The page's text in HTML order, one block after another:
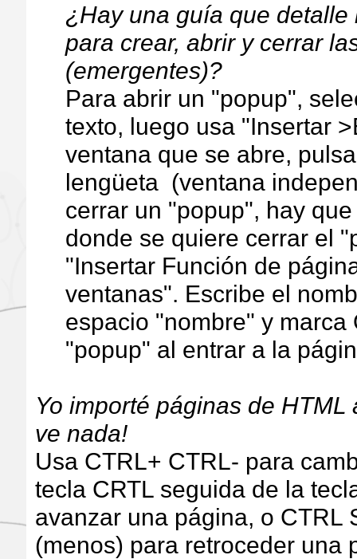
¿Hay una guía que
para crear, abrir y cerrar
(emergentes)?
Para abrir un "popup",
texto, luego usa "Insertar
ventana que se abre,
lengüeta (ventana
cerrar un "popup", hay
donde se quiere cerrar el
"Insertar Función de
ventanas". Escribe el
espacio "nombre" y marca
"popup" al entrar a la
Yo importé páginas de HTML
ve nada!
Usa CTRL+ CTRL- para
tecla CRTL seguida de la
avanzar una página, o CTRL
(menos) para retroceder una